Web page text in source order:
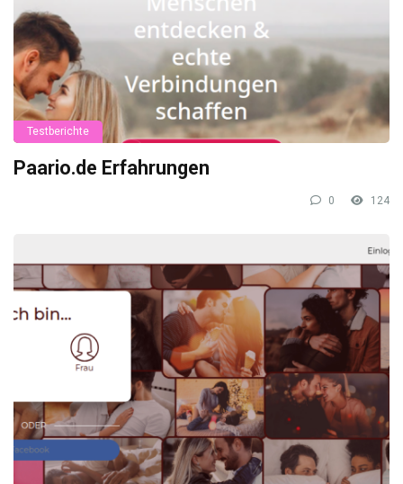
Testberichte
Paario.de Erfahrungen
0 124